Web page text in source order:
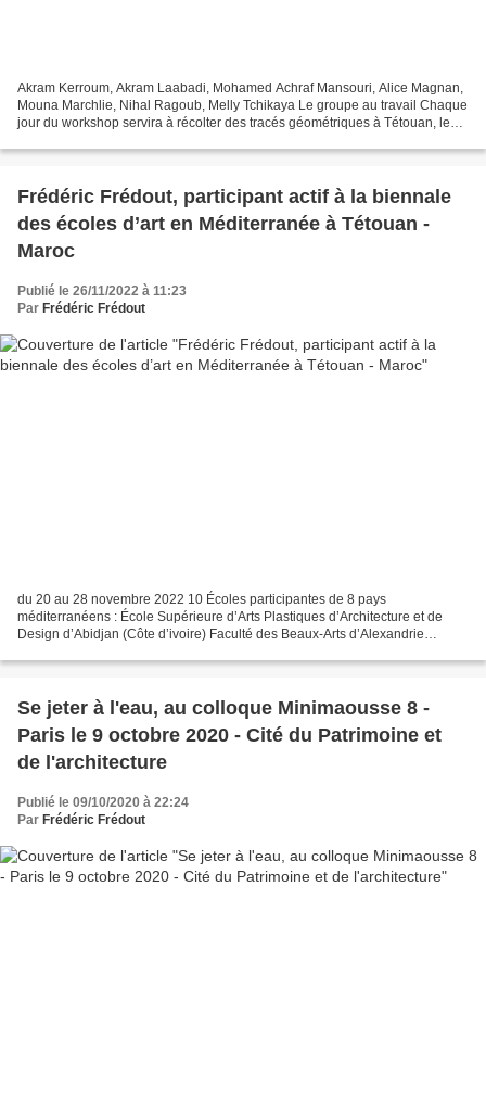
Akram Kerroum, Akram Laabadi, Mohamed Achraf Mansouri, Alice Magnan,
Mouna Marchlie, Nihal Ragoub, Melly Tchikaya Le groupe au travail Chaque
jour du workshop servira à récolter des tracés géométriques à Tétouan, les
Frédéric Frédout, participant actif à la biennale
des écoles d’art en Méditerranée à Tétouan -
Maroc
Publié le 26/11/2022 à 11:23
Par Frédéric Frédout
du 20 au 28 novembre 2022 10 Écoles participantes de 8 pays
méditerranéens : École Supérieure d’Arts Plastiques d’Architecture et de
Design d’Abidjan (Côte d’ivoire) Faculté des Beaux-Arts d’Alexandrie
Se jeter à l'eau, au colloque Minimaousse 8 -
Paris le 9 octobre 2020 - Cité du Patrimoine et
de l'architecture
Publié le 09/10/2020 à 22:24
Par Frédéric Frédout